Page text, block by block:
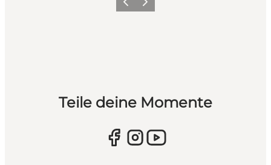
ZurückWeiter
Teile deine Momente